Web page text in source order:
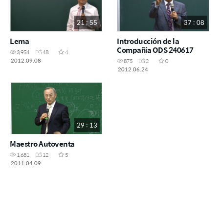
21 : 55
Lema
3,954 48
4
2012.09.08
37 : 08
Introducción de la
Compañía ODS 240617
875 2
0
2012.06.24
29 : 13
Maestro Autoventa
1,681 12
5
2011.04.09